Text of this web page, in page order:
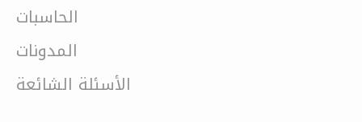
الحاسبات
المدونات
الأسئلة الشائعة